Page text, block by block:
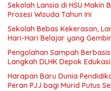
Sekolah Lansia di HSU Makin
Prosesi Wisuda Tahun Ini
Sekolah Bebas Kekerasan,
Hari-Hari Belajar yang
Pengolahan Sampah
Langkah DLHK Depok
Harapan Baru Dunia
Peran PJJ bagi Murid Putus